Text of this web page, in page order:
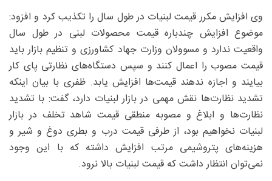
وی افزایش مکرر قیمت لبنیات در طول سال را تکذیب کرد و افزود:
موضوع افزایش چندباره قیمت محصولات لبنی در طول سال
واقعیت ندارد و مسوولان وزارت جهاد کشاورزی و تنظیم بازار باید
قیمت مصوب را اعمال کنند و سپس دستگاه‌های نظارتی پای کار
بیایند و اجازه ندهند قیمت‌ها افزایش یابد. ظفری با بیان اینکه
تشدید نظارت‌ها نقش مهمی در بازار لبنیات دارد، گفت: با تشدید
نظارت‌ها و ابلاغ و مصوبه منطقی قیمت شاهد تخلف در بازار
لبنیات نخواهیم بود، از طرفی قیمت درب و بطری دوغ و شیر و
هزینه‌های پتروشیمی مرتب افزایش داشته که با این وجود
نمی‌توان انتظار داشت که قیمت لبنیات بالا نرود.